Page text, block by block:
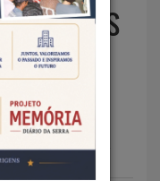
– ALUNOS
DA
ROTINA